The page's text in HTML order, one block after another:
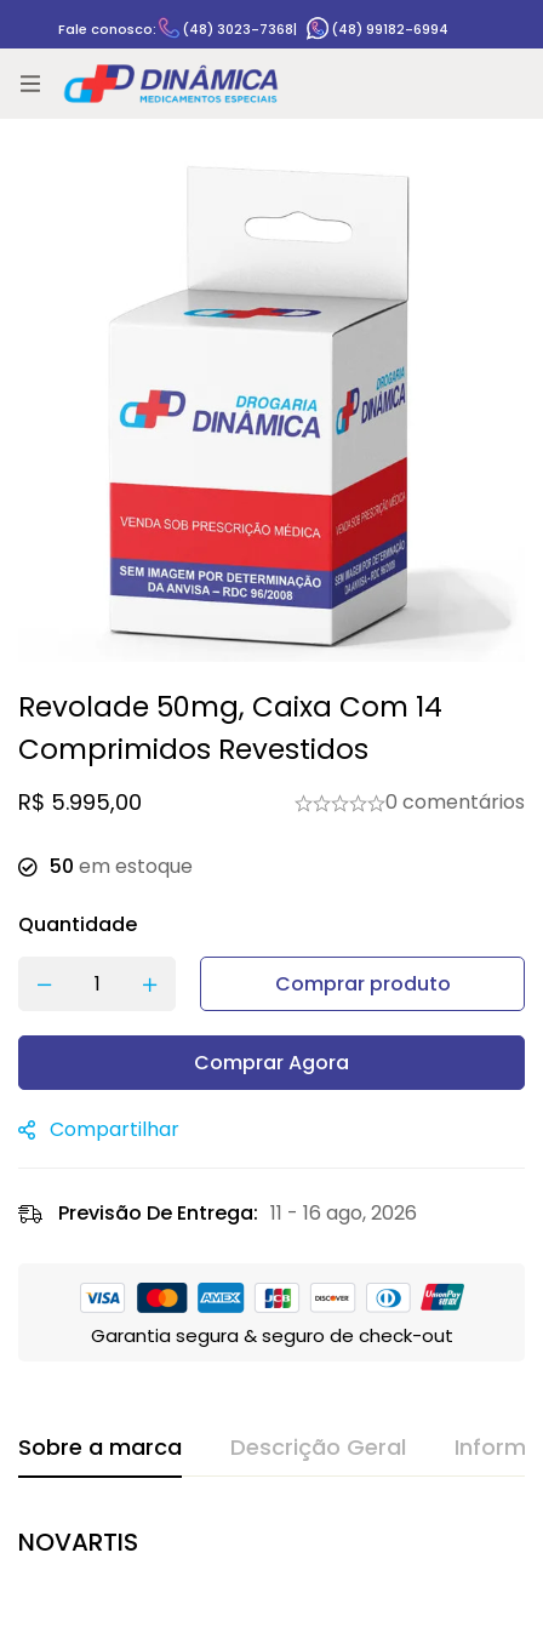
Fale conosco: (48) 3023-7368| (48) 99182-6994
Rastrear pedido
Revolade 50mg, Caixa Com 14
Comprimidos Revestidos
R$ 5.995,00 0 comentários
50 em estoque
Quantidade
Comprar produto
Comprar Agora
Compartilhar
Previsão De Entrega: 11 - 16 ago, 2026
Garantia segura & seguro de check-out
Sobre a marca Descrição Geral
NOVARTIS